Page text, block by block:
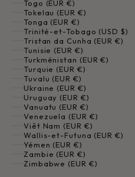
Togo (EUR €)
Tokelau (EUR €)
Tonga (EUR €)
Trinité-et-Tobago (USD $)
Tristan da Cunha (EUR €)
Tunisie (EUR €)
Turkménistan (EUR €)
Turquie (EUR €)
Tuvalu (EUR €)
Ukraine (EUR €)
Uruguay (EUR €)
Vanuatu (EUR €)
Venezuela (EUR €)
Viêt Nam (EUR €)
Wallis-et-Futuna (EUR €)
Yémen (EUR €)
Zambie (EUR €)
Zimbabwe (EUR €)